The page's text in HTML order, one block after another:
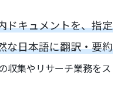
ドキュメントを、指定
な日本語に翻訳・要約
収集やリサーチ業務をス